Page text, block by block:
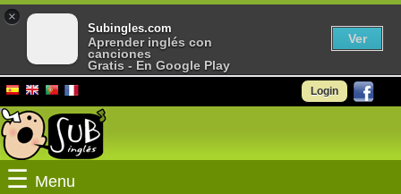
Login
☰ Menu
×
Subingles.com
Aprender inglés con
canciones
Gratis - En Google Play
Ver